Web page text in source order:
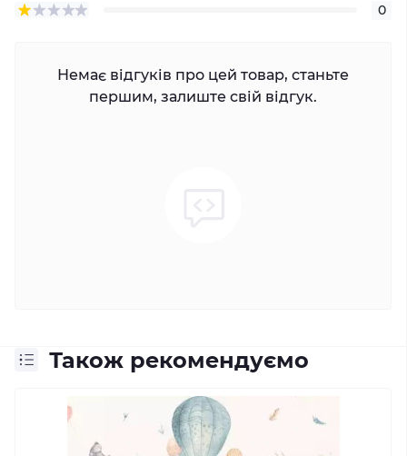
0
Немає відгуків про цей товар, станьте
першим, залиште свій відгук.
Також рекомендуємо